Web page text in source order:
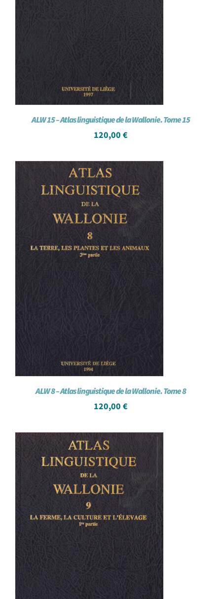
ALW 15 – Atlas linguistique de la Wallonie. Tome 15
120,00 €
ALW 8 – Atlas linguistique de la Wallonie. Tome 8
120,00 €